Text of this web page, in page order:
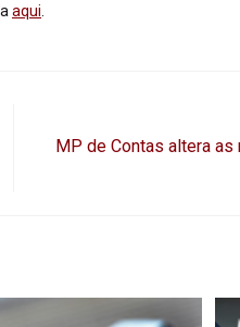
aqui
MP de Contas altera